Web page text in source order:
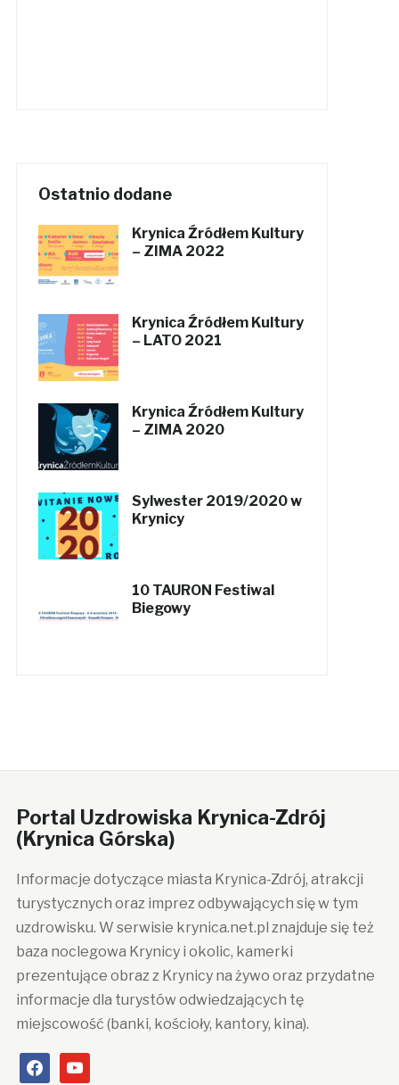
Ostatnio dodane
Krynica Źródłem Kultury
– ZIMA 2022
Krynica Źródłem Kultury
– LATO 2021
Krynica Źródłem Kultury
– ZIMA 2020
Sylwester 2019/2020 w
Krynicy
10 TAURON Festiwal
Biegowy
Portal Uzdrowiska Krynica-Zdrój
(Krynica Górska)
Informacje dotyczące miasta Krynica-Zdrój, atrakcji
turystycznych oraz imprez odbywających się w tym
uzdrowisku. W serwisie krynica.net.pl znajduje się też
baza noclegowa Krynicy i okolic, kamerki
prezentujące obraz z Krynicy na żywo oraz przydatne
informacje dla turystów odwiedzających tę
miejscowość (banki, kościoły, kantory, kina).
facebookyoutube